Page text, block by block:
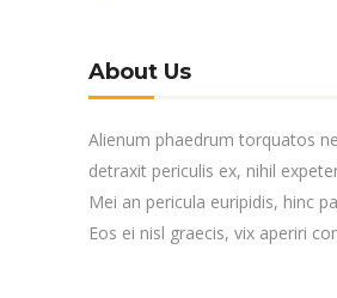
About Us
Alienum phaedrum torquatos
detraxit periculis ex, nihil
Mei an pericula euripidis, hinc
Eos ei nisl graecis, vix aperiri